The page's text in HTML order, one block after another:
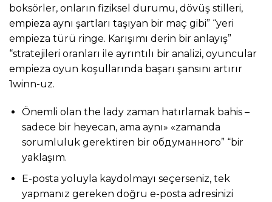
boksörler, onların fiziksel durumu, dövüş stilleri,
empieza aynı şartları taşıyan bir maç gibi” “yeri
empieza türü ringe. Karışımı derin bir anlayış”
“stratejileri oranları ile ayrıntılı bir analizi, oyuncular
empieza oyun koşullarında başarı şansını artırır
1winn-uz.
Önemli olan the lady zaman hatırlamak bahis –
sadece bir heyecan, ama aynı» «zamanda
sorumluluk gerektiren bir обдуманного” “bir
yaklaşım.
E-posta yoluyla kaydolmayı seçerseniz, tek
yapmanız gereken doğru e-posta adresinizi